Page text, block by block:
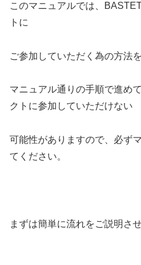
このマニュアルでは、
トに
ご参加していただく為の方法
マニュアル通りの手順で進め
クトに参加していただけない
可能性がありますので、必ず
てください。
まずは簡単に流れをご説明さ